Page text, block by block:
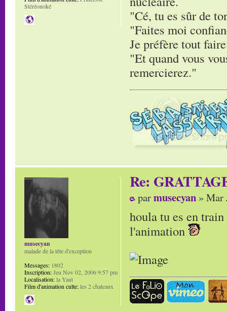
"Cé, tu es sûr de
"Faites moi
Je préfère tout
"Et quand vous
remercierez."
Stéréonoké
Re:
parmusecyan » Mar
houla tu es en
l'animation
musecyan
malade de la tête d'exception
Messages: 1802
Inscription:Jeu Nov 02, 2006 9:57 pm
Localisation:la Yaut
Film d'animation culte:les 2 chateaux